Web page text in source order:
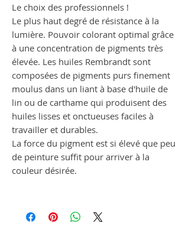
Le choix des professionnels !
Le plus haut degré de résistance à la
lumière. Pouvoir colorant optimal grâce
à une concentration de pigments très
élevée. Les huiles Rembrandt sont
composées de pigments purs finement
moulus dans un liant à base d'huile de
lin ou de carthame qui produisent des
huiles lisses et onctueuses faciles à
travailler et durables.
La force du pigment est si élevé que peu
de peinture suffit pour arriver à la
couleur désirée.